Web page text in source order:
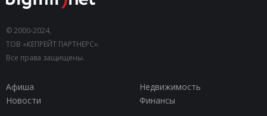
© 2000-2024,
ТОВ «КЕПРЕЙТ ПАРТНЕРС».
Все права защищены.
Афиша
Недвижимость
Новости
Финансы